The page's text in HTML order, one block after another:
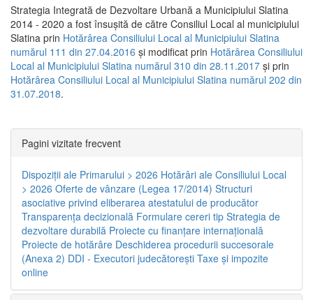
Strategia Integrată de Dezvoltare Urbană a Municipiului Slatina
2014 - 2020 a fost însuşită de către Consiliul Local al municipiului
Slatina prin Hotărârea Consiliului Local al Municipiului Slatina
numărul 111 din 27.04.2016 și modificat prin Hotărârea Consiliului
Local al Municipiului Slatina numărul 310 din 28.11.2017 și prin
Hotărârea Consiliului Local al Municipiului Slatina numărul 202 din
31.07.2018.
Pagini vizitate frecvent
Dispoziţii ale Primarului > 2026 Hotărâri ale Consiliului Local
> 2026 Oferte de vânzare (Legea 17/2014) Structuri
asociative privind eliberarea atestatului de producător
Transparenţa decizională Formulare cereri tip Strategia de
dezvoltare durabilă Proiecte cu finanţare internaţională
Proiecte de hotărâre Deschiderea procedurii succesorale
(Anexa 2) DDI - Executori judecătorești Taxe şi impozite
online